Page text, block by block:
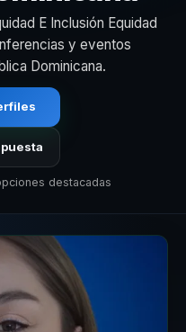
E Inclusión Equidad
y eventos
Dominicana.
destacadas